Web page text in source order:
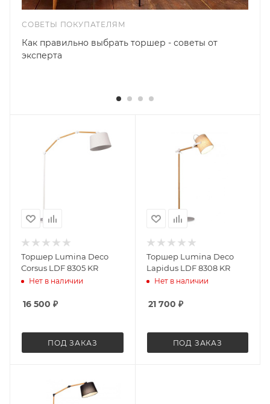
СОВЕТЫ ПОКУПАТЕЛЯМ
Как правильно выбрать торшер - советы от
эксперта
Торшер Lumina Deco
Corsus LDF 8305 KR
Нет в наличии
16 500 ₽
ПОД ЗАКАЗ
Торшер Lumina Deco
Lapidus LDF 8308 KR
Нет в наличии
21 700 ₽
ПОД ЗАКАЗ